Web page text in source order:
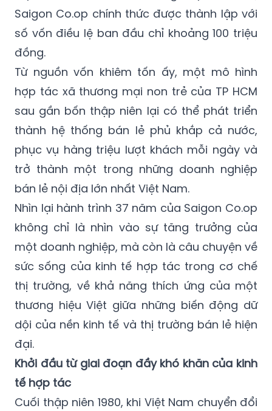
Saigon Co.op chính thức được thành lập với
số vốn điều lệ ban đầu chỉ khoảng 100 triệu
đồng.
Từ nguồn vốn khiêm tốn ấy, một mô hình
hợp tác xã thương mại non trẻ của TP HCM
sau gần bốn thập niên lại có thể phát triển
thành hệ thống bán lẻ phủ khắp cả nước,
phục vụ hàng triệu lượt khách mỗi ngày và
trở thành một trong những doanh nghiệp
bán lẻ nội địa lớn nhất Việt Nam.
Nhìn lại hành trình 37 năm của Saigon Co.op
không chỉ là nhìn vào sự tăng trưởng của
một doanh nghiệp, mà còn là câu chuyện về
sức sống của kinh tế hợp tác trong cơ chế
thị trường, về khả năng thích ứng của một
thương hiệu Việt giữa những biến động dữ
dội của nền kinh tế và thị trường bán lẻ hiện
đại.
Khởi đầu từ giai đoạn đầy khó khăn của kinh
tế hợp tác
Cuối thập niên 1980, khi Việt Nam chuyển đổi